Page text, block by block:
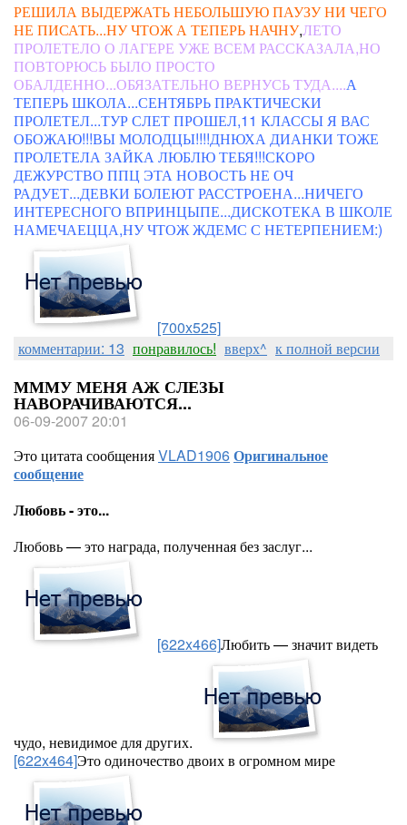
РЕШИЛА ВЫДЕРЖАТЬ НЕБОЛЬШУЮ ПАУЗУ НИ ЧЕГО
НЕ ПИСАТЬ...НУ ЧТОЖ А ТЕПЕРЬ НАЧНУ,ЛЕТО
ПРОЛЕТЕЛО О ЛАГЕРЕ УЖЕ ВСЕМ РАССКАЗАЛА,НО
ПОВТОРЮСЬ БЫЛО ПРОСТО
ОБАЛДЕННО...ОБЯЗАТЕЛЬНО ВЕРНУСЬ ТУДА....А
ТЕПЕРЬ ШКОЛА...СЕНТЯБРЬ ПРАКТИЧЕСКИ
ПРОЛЕТЕЛ...ТУР СЛЕТ ПРОШЕЛ,11 КЛАССЫ Я ВАС
ОБОЖАЮ!!!ВЫ МОЛОДЦЫ!!!!ДНЮХА ДИАНКИ ТОЖЕ
ПРОЛЕТЕЛА ЗАЙКА ЛЮБЛЮ ТЕБЯ!!!СКОРО
ДЕЖУРСТВО ППЦ ЭТА НОВОСТЬ НЕ ОЧ
РАДУЕТ...ДЕВКИ БОЛЕЮТ РАССТРОЕНА...НИЧЕГО
ИНТЕРЕСНОГО ВПРИНЦЫПЕ...ДИСКОТЕКА В ШКОЛЕ
НАМЕЧАЕЦЦА,НУ ЧТОЖ ЖДЕМС С НЕТЕРПЕНИЕМ:)
[700x525]
комментарии: 13 понравилось! вверх^ к полной версии
МММУ МЕНЯ АЖ СЛЕЗЫ
НАВОРАЧИВАЮТСЯ...
06-09-2007 20:01
Это цитата сообщенияVLAD1906Оригинальное
сообщение
Любовь - это...
Любовь — это награда, полученная без заслуг...
[622x466]Любить — значит видеть
чудо, невидимое для других.
[622x464]Это одиночество двоих в огромном мире